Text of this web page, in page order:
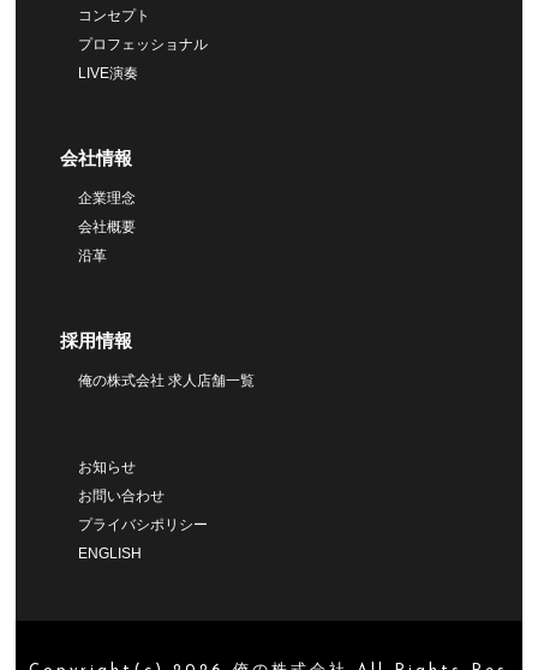
コンセプト
プロフェッショナル
LIVE演奏
会社情報
企業理念
会社概要
沿革
採用情報
俺の株式会社 求人店舗一覧
お知らせ
お問い合わせ
プライバシポリシー
ENGLISH